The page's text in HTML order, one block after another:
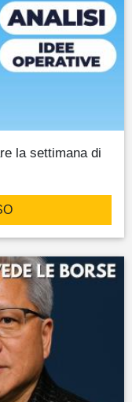
la settimana di